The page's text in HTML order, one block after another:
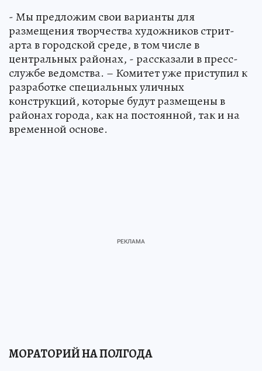
- Мы предложим свои варианты для
размещения творчества художников стрит-
арта в городской среде, в том числе в
центральных районах, - рассказали в пресс-
службе ведомства. – Комитет уже приступил к
разработке специальных уличных
конструкций, которые будут размещены в
районах города, как на постоянной, так и на
временной основе.
МОРАТОРИЙ НА ПОЛГОДА